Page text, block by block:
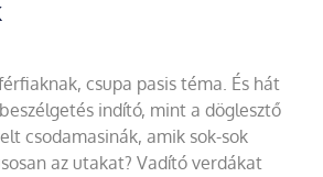
csupa pasis téma. És hát
indító, mint a döglesztő
csodamasinák, amik sok-sok
az utakat? Vadító verdákat